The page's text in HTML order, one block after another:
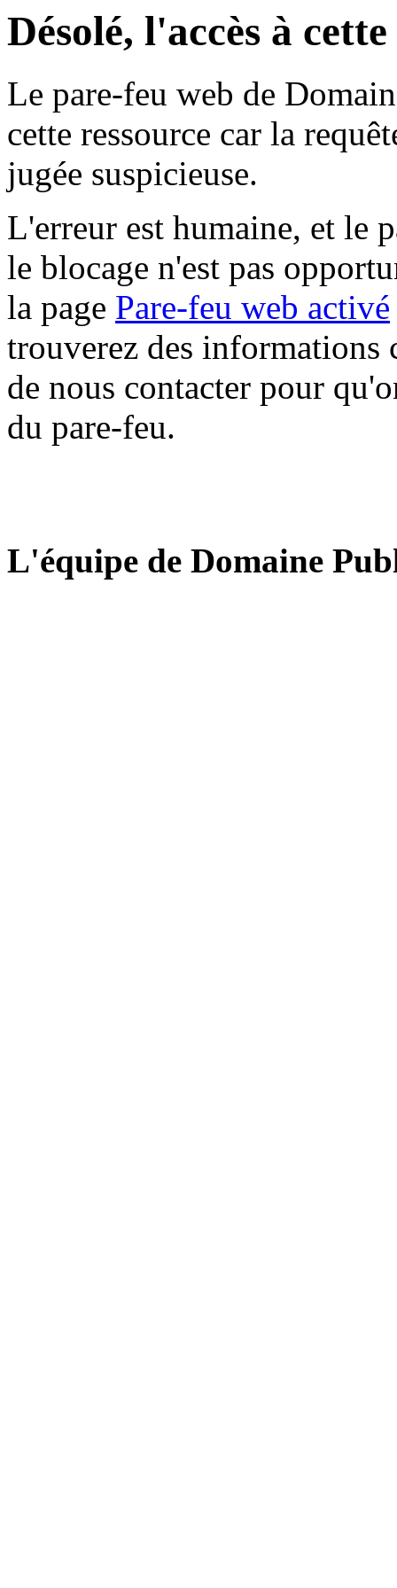
Désolé, l'accès à
Le pare-feu web de
cette ressource car la
jugée suspicieuse.
L'erreur est humaine, et le
le blocage n'est pas
la page Pare-feu web activé
trouverez des informations
de nous contacter pour
du pare-feu.
L'équipe de Domaine